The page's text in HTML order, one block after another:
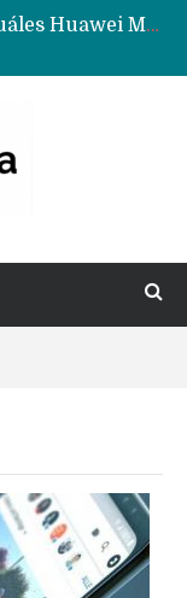
Solo China o Global: Cuáles Huawei MateBook, MatePad y Nova llegarán a Europa y LATAM?
Fabricantes suben precios de teléfonos y ganan más dinero en un mercado donde Xiaomi alerta por no mejorar ventas